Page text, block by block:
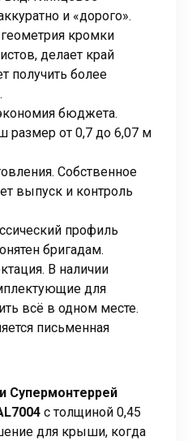
и «дорого».
кромки
делает край
получить более
бюджета.
размер от 0,7 до 6,07 м
Собственное
выпуск и контроль
профиль
бригадам.
В наличии
для
всё в одном месте.
письменная
Супермонтеррей
с толщиной 0,45
для крыши, когда